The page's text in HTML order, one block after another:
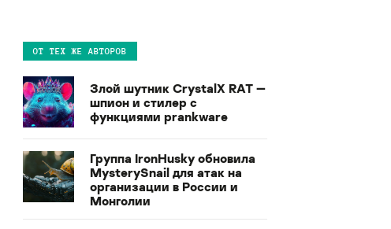
ОТ ТЕХ ЖЕ АВТОРОВ
Злой шутник CrystalX RAT —
шпион и стилер с
функциями prankware
Группа IronHusky обновила
MysterySnail для атак на
организации в России и
Монголии